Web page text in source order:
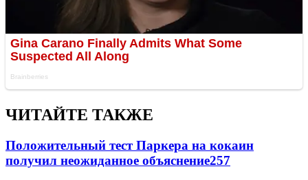
ЧИТАЙТЕ ТАКЖЕ
Положительный тест Паркера на кокаин
получил неожиданное объяснение257